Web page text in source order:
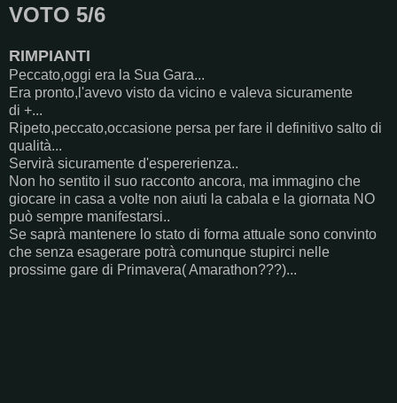
VOTO 5/6
RIMPIANTI
Peccato,oggi era la Sua Gara...
Era pronto,l'avevo visto da vicino e valeva sicuramente
di +...
Ripeto,peccato,occasione persa per fare il definitivo salto di
qualità...
Servirà sicuramente d'espererienza..
Non ho sentito il suo racconto ancora, ma immagino che
giocare in casa a volte non aiuti la cabala e la giornata NO
può sempre manifestarsi..
Se saprà mantenere lo stato di forma attuale sono convinto
che senza esagerare potrà comunque stupirci nelle
prossime gare di Primavera( Amarathon???)...